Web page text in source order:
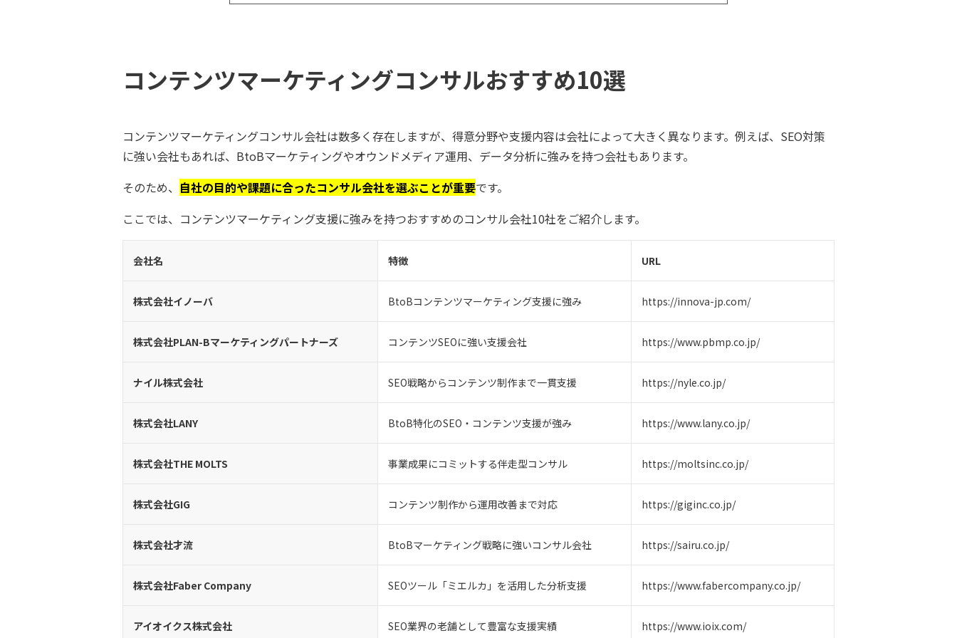
コンテンツマーケティングコンサルおすすめ10選
コンテンツマーケティングコンサル会社は数多く存在しますが、得意分野や支援内容は会社によって大きく異なります。例えば、SEO対策
に強い会社もあれば、BtoBマーケティングやオウンドメディア運用、データ分析に強みを持つ会社もあります。
そのため、 自社の目的や課題に合ったコンサル会社を選ぶことが重要です。
ここでは、コンテンツマーケティング支援に強みを持つおすすめのコンサル会社10社をご紹介します。
会社名 特徴 URL
株式会社イノーバ BtoBコンテンツマーケティング支援に強み https://innova-jp.com/
株式会社PLAN-Bマーケティングパートナーズ コンテンツSEOに強い支援会社 https://www.pbmp.co.jp/
ナイル株式会社 SEO戦略からコンテンツ制作まで一貫支援 https://nyle.co.jp/
株式会社LANY BtoB特化のSEO・コンテンツ支援が強み https://www.lany.co.jp/
株式会社THE MOLTS 事業成果にコミットする伴走型コンサル https://moltsinc.co.jp/
株式会社GIG コンテンツ制作から運用改善まで対応 https://giginc.co.jp/
株式会社才流 BtoBマーケティング戦略に強いコンサル会社 https://sairu.co.jp/
株式会社Faber Company SEOツール「ミエルカ」を活用した分析支援 https://www.fabercompany.co.jp/
アイオイクス株式会社 SEO業界の老舗として豊富な支援実績 https://www.ioix.com/